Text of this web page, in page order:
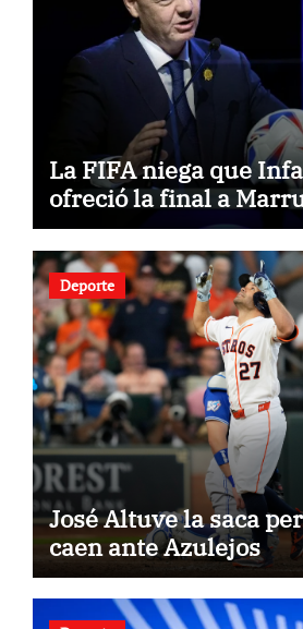
La FIFA niega que
ofreció la final a
Deporte
José Altuve la saca
caen ante Azulejos